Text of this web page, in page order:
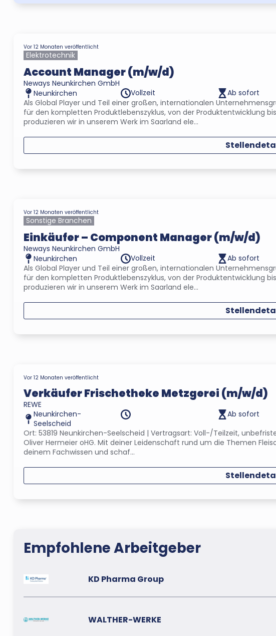
Vor 12 Monaten veröffentlicht
Elektrotechnik
Account Manager (m/w/d)
Neways Neunkirchen GmbH
Neunkirchen
Vollzeit
Ab sofort
Als Global Player und Teil einer großen, internationalen
für den kompletten Produktlebenszyklus, von der Produktentwicklung
produzieren wir in unserem Werk im Saarland ele...
Vor 12 Monaten veröffentlicht
Sonstige Branchen
Einkäufer – Component Manager (m/w/d)
Neways Neunkirchen GmbH
Neunkirchen
Vollzeit
Ab sofort
Als Global Player und Teil einer großen, internationalen
für den kompletten Produktlebenszyklus, von der Produktentwicklung
produzieren wir in unserem Werk im Saarland ele...
Vor 12 Monaten veröffentlicht
Verkäufer Frischetheke Metzgerei (m/w/d)
REWE
Neunkirchen-
Seelscheid
Ab sofort
Ort: 53819 Neunkirchen-Seelscheid | Vertragsart: Voll-/Teilzeit,
Oliver Hermeier oHG. Mit deiner Leidenschaft rund um die Themen
deinem Fachwissen und schaf...
Empfohlene Arbeitgeber
KD Pharma Group
WALTHER-WERKE